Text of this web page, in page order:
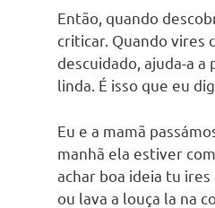
Então, quando
criticar. Quando vires
descuidado, ajuda-a
linda. É isso que eu
Eu e a mamã
manhã ela estiver
achar boa ideia tu
ou lava a louça la na